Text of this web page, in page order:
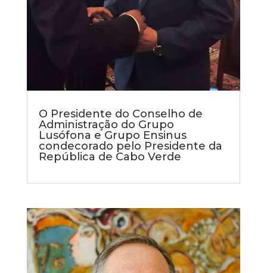
O Presidente do Conselho de
Administração do Grupo
Lusófona e Grupo Ensinus
condecorado pelo Presidente da
República de Cabo Verde